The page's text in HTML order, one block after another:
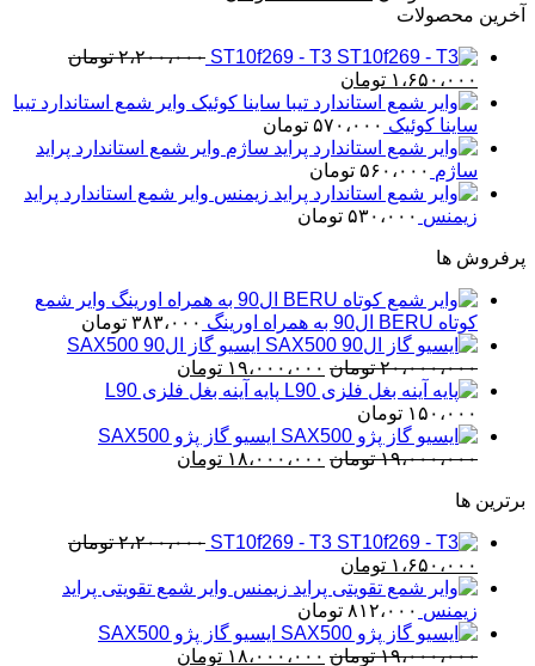
بود.
است.
آخرین محصولات
ST10f269 - T3 ۲،۲۰۰،۰۰۰ تومان
قیمت
اصلی
۲،۲۰۰،۰۰۰ تومان
بود.
۱،۶۵۰،۰۰۰ تومان
فعلی
است.
وایر شمع استاندارد تیبا
ساینا کوئیک ۵۷۰،۰۰۰ تومان
وایر شمع استاندارد پراید
ساژم ۵۶۰،۰۰۰ تومان
وایر شمع استاندارد پراید
زیمنس ۵۳۰،۰۰۰ تومان
پرفروش ها
وایر شمع
کوتاه BERU ال90 به همراه اورینگ
۳۸۳،۰۰۰ تومان
ایسیو گاز ال90 SAX500
۲۰،۰۰۰،۰۰۰ تومان قیمت
اصلی
بود.
۱۹،۰۰۰،۰۰۰ تومان
فعلی
است.
پایه آینه بغل فلزی L90
۱۵۰،۰۰۰ تومان
ایسیو گاز پژو SAX500
۱۹،۰۰۰،۰۰۰ تومان قیمت
۱۸،۰۰۰،۰۰۰ تومان
برترین ها
ST10f269 - T3 ۲،۲۰۰،۰۰۰ تومان
قیمت
اصلی
۲،۲۰۰،۰۰۰ تومان
بود.
۱،۶۵۰،۰۰۰ تومان
فعلی
است.
وایر شمع تقویتی پراید
زیمنس ۸۱۲،۰۰۰ تومان
ایسیو گاز پژو SAX500
۱۹،۰۰۰،۰۰۰ تومان قیمت
۱۸،۰۰۰،۰۰۰ تومان